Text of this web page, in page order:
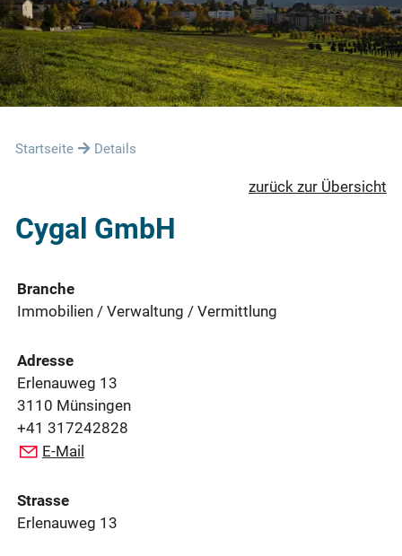
Startseite Details
zurück zur Übersicht
Cygal GmbH
Branche
Immobilien / Verwaltung / Vermittlung
Adresse
Erlenauweg 13
3110 Münsingen
+41 317242828
E-Mail
Strasse
Erlenauweg 13